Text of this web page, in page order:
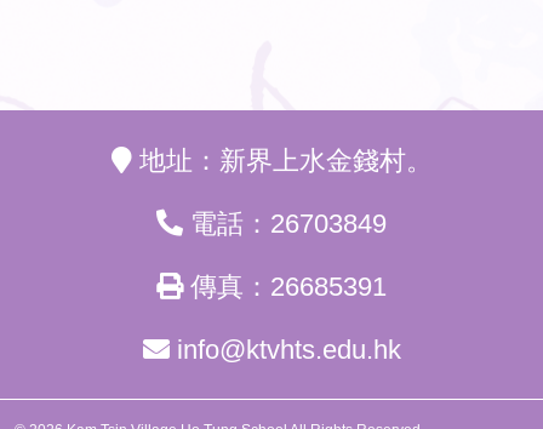
地址：新界上水金錢村。
電話：26703849
傳真：26685391
info@ktvhts.edu.hk